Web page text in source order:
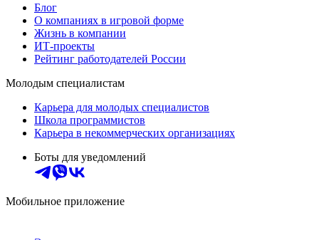
Блог
О компаниях в игровой форме
Жизнь в компании
ИТ-проекты
Рейтинг работодателей России
Молодым специалистам
Карьера для молодых специалистов
Школа программистов
Карьера в некоммерческих организациях
Боты для уведомлений
Мобильное приложение